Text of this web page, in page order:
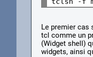
Le premier cas
tcl comme un
(Widget shell)
widgets, ainsi